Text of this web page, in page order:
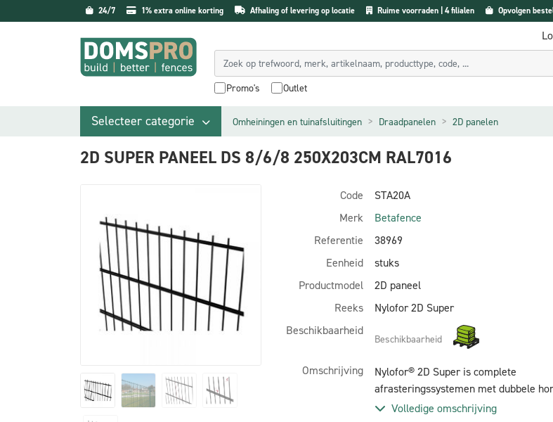
24/7 1% extra online korting Afhaling of levering op locatie Ruime voorraden | 4 filialen Opvolgen
Promo's Outlet
Selecteer categorie Omheiningen en tuinafsluitingen Draadpanelen 2D panelen
2D SUPER PANEEL DS 8/6/8 250X203CM RAL7016
Code
STA20A
Merk
Betafence
Referentie
38969
Eenheid
stuks
Productmodel
2D paneel
Reeks
Nylofor 2D Super
Beschikbaarheid
Beschikbaarheid
Omschrijving
Nylofor® 2D Super is complete
afrasteringssystemen met dubbele
draden, die zowel extreme stevigheid
Volledige omschrijving